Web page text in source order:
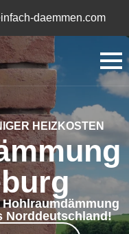
daemmen.com
HEIZKOSTEN
Norddeutschland!